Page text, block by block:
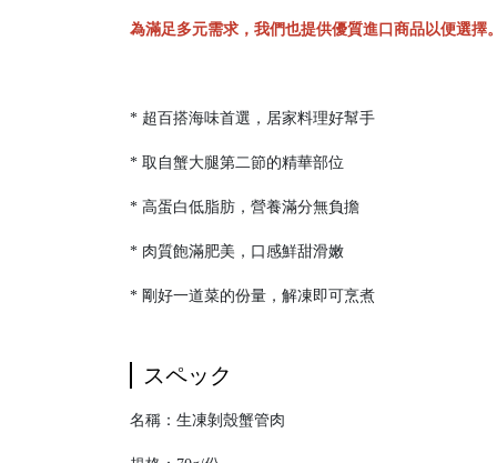
為滿足多元需求，我們也提供優質進口商品以便選擇
* 超百搭海味首選，居家料理好幫手
* 取自蟹大腿第二節的精華部位
* 高蛋白低脂肪，營養滿分無負擔
* 肉質飽滿肥美，口感鮮甜滑嫩
* 剛好一道菜的份量，解凍即可烹煮
スペック
名稱：生凍剝殼蟹管肉